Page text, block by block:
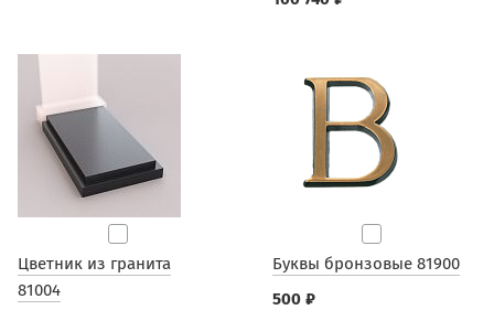
Цветник из гранита
81004
Буквы бронзовые 81900
500 ₽